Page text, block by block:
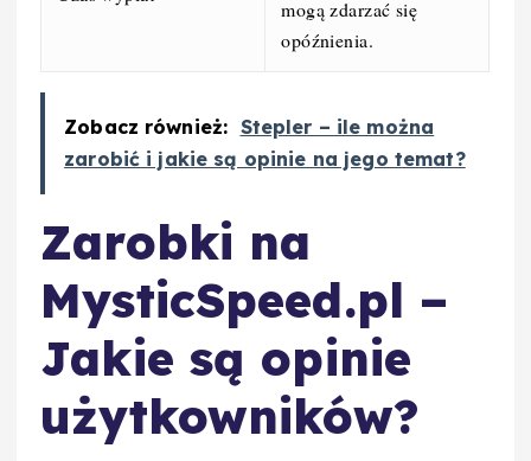
mogą zdarzać się
opóźnienia.
Zobacz również: Stepler – ile można
zarobić i jakie są opinie na jego temat?
Zarobki na
MysticSpeed.pl –
Jakie są opinie
użytkowników?